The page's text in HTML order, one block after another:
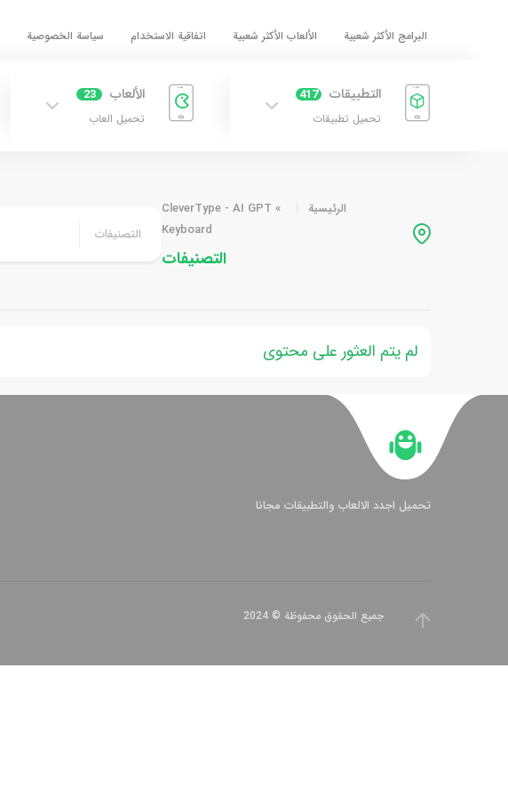
البرامج الأكثر شعبية الألعاب الأكثر شعبية اتفاقية الاستخدام سياسة الخصوصية
التطبيقات 417
تحميل تطبيقات
الألعاب 23
تحميل العاب
الرئيسية »
CleverType - AI GPT
Keyboard
التصنيفات
التصنيفات
لم يتم العثور على محتوى
تحميل اجدد الالعاب والتطبيقات مجانا
جميع الحقوق محفوظة © 2024